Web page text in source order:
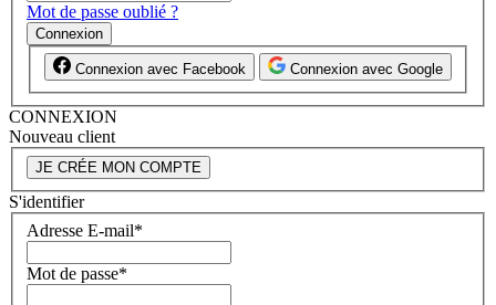
Mot de passe oublié ?
Connexion
Connexion avec Facebook Connexion avec Google
CONNEXION
Nouveau client
JE CRÉE MON COMPTE
S'identifier
Adresse E-mail*
Mot de passe*